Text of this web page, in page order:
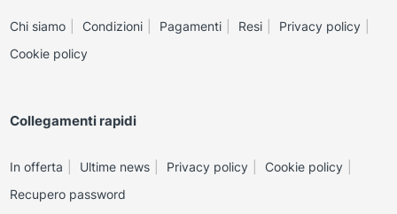
Chi siamo Condizioni Pagamenti Resi
Privacy policy
Cookie policy
Collegamenti rapidi
In offerta Ultime news Privacy policy
Cookie policy
Recupero password